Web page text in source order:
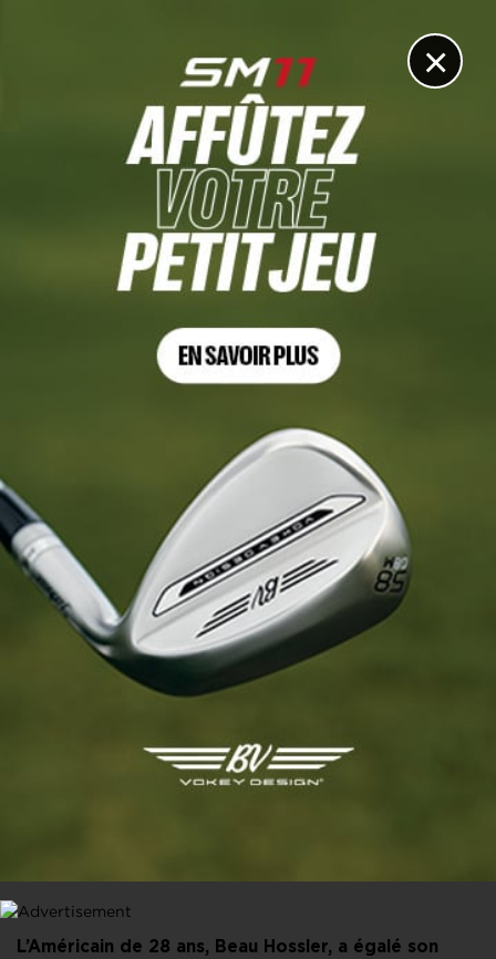
×
SHRINERS CHILDREN'S OPEN, TOUR 1
L’Américain de 28 ans, Beau Hossler, a égalé son